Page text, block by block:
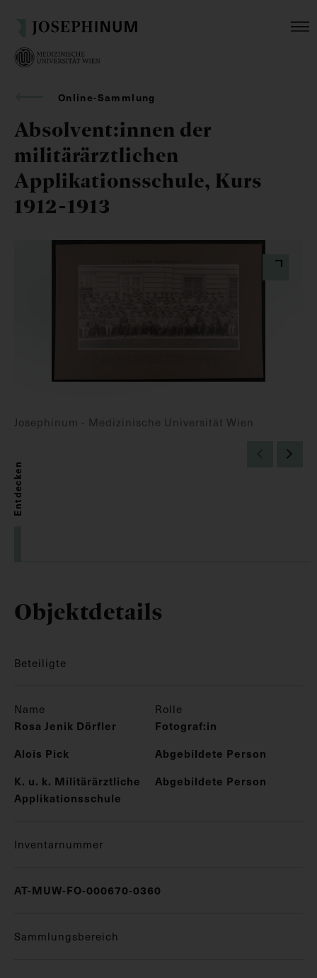
Online-Sammlung
Absolvent:innen der
militärärztlichen
Applikationsschule, Kurs
1912-1913
Josephinum - Medizinische Universität Wien
Entdecken
Objektdetails
Beteiligte
Name Rolle
Rosa Jenik Dörfler
Fotograf:in
Alois Pick
Abgebildete Person
K. u. k. Militärärztliche
Applikationsschule
Abgebildete Person
Inventarnummer
AT-MUW-FO-000670-0360
Sammlungsbereich